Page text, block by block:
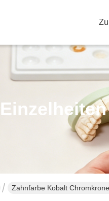
Zahnfarbe Kobalt